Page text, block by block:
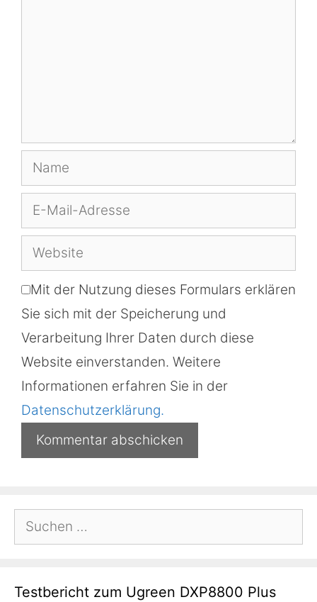
Name
E-
Mail-
Adresse
Website
Mit der Nutzung dieses Formulars erklären
Sie sich mit der Speicherung und
Verarbeitung Ihrer Daten durch diese
Website einverstanden. Weitere
Informationen erfahren Sie in der
Datenschutzerklärung.
Suchen
nach:
Testbericht zum Ugreen DXP8800 Plus